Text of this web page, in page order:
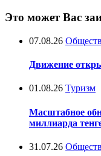
Это может Вас
07.08.26
Движение
01.08.26 Туризм
Масштабное
миллиарда
31.07.26